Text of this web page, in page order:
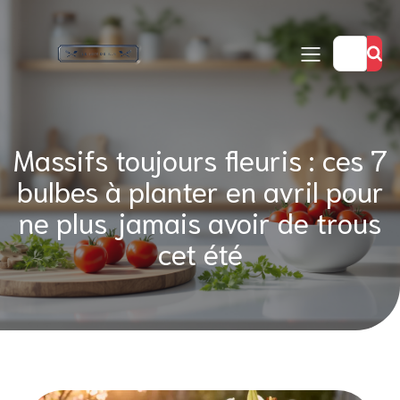
Massifs toujours fleuris : ces 7
bulbes à planter en avril pour
ne plus jamais avoir de trous
cet été